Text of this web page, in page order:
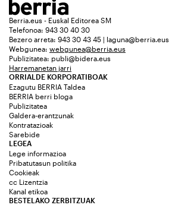
Berria.eus - Euskal Editorea SM
Telefonoa: 943 30 40 30
Bezero arreta: 943 30 43 45 | laguna@berria.eus
Webgunea: webgunea@berria.eus
Publizitatea: publi@bidera.eus
Harremanetan jarri
ORRIALDE KORPORATIBOAK
Ezagutu BERRIA Taldea
BERRIA berri bloga
Publizitatea
Galdera-erantzunak
Kontratazioak
Sarebide
LEGEA
Lege informazioa
Pribatutasun politika
Cookieak
cc Lizentzia
Kanal etikoa
BESTELAKO ZERBITZUAK